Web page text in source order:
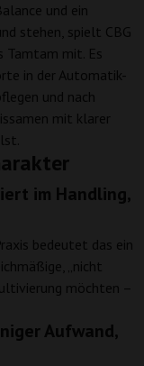
und ein
stehen, spielt CBG
Tamtam mit. Es
in der Automatik-
und nach
mit klarer
im Handling,
bedeutet das ein
„nicht
möchten –
Aufwand,